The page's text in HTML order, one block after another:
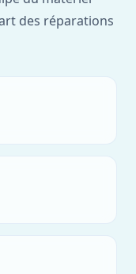
des réparations